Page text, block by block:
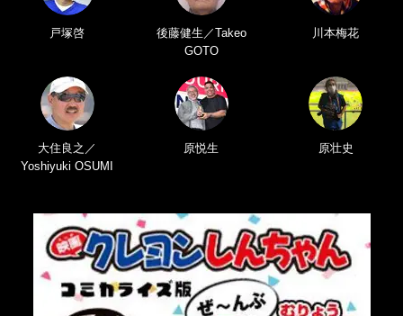
戸塚啓
後藤健生／Takeo
GOTO
川本梅花
大住良之／
Yoshiyuki OSUMI
原悦生 原壮史